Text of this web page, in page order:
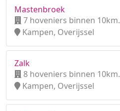
Mastenbroek
7 hoveniers binnen 10km.
Kampen, Overijssel
Zalk
8 hoveniers binnen 10km.
Kampen, Overijssel